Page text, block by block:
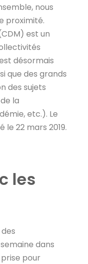
nous
proximité.
est un
désormais
que des grands
des sujets
la
etc.). Le
22 mars 2019.
les
dans
pour